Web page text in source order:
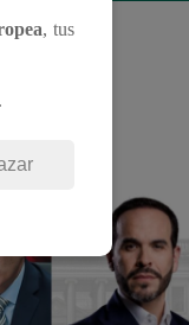
, tus
.